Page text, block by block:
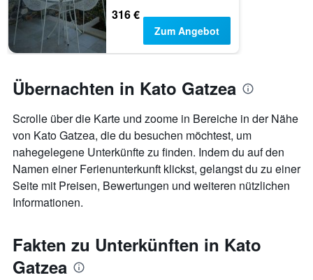
316 €
Zum Angebot
Übernachten in Kato Gatzea
Scrolle über die Karte und zoome in Bereiche in der Nähe
von Kato Gatzea, die du besuchen möchtest, um
nahegelegene Unterkünfte zu finden. Indem du auf den
Namen einer Ferienunterkunft klickst, gelangst du zu einer
Seite mit Preisen, Bewertungen und weiteren nützlichen
Informationen.
Fakten zu Unterkünften in Kato
Gatzea